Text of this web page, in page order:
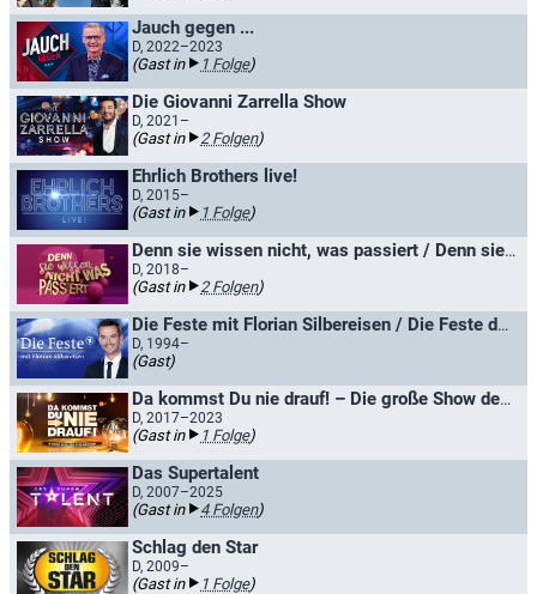
Jauch gegen ...
D, 2022–2023
(Gast in 1 Folge)
Die Giovanni Zarrella Show
D, 2021–
(Gast in 2 Folgen)
Ehrlich Brothers live!
D, 2015–
(Gast in 1 Folge)
Denn sie wissen nicht, was passiert / Denn sie wissen nicht, was passiert - Die Jauch-Gottschalk-Schöneberger-Show
D, 2018–
(Gast in 2 Folgen)
Die Feste mit Florian Silbereisen / Die Feste der Volksmusik
D, 1994–
(Gast)
Da kommst Du nie drauf! – Die große Show der schrägen Fragen
D, 2017–2023
(Gast in 1 Folge)
Das Supertalent
D, 2007–2025
(Gast in 4 Folgen)
Schlag den Star
D, 2009–
(Gast in 1 Folge)